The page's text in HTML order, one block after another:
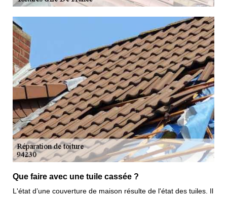
Que faire avec une tuile cassée ?
L'état d’une couverture de maison résulte de l'état des tuiles. Il